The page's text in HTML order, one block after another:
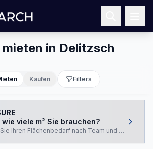
in Delitzsch
Kaufen Filters
wie viele m² Sie brauchen?
Ihren Flächenbedarf nach Team und